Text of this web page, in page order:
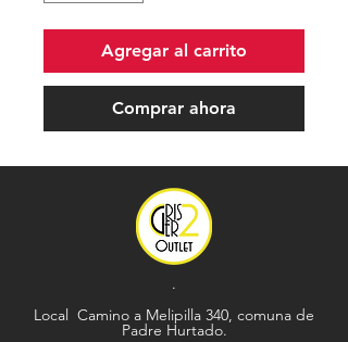
Agregar al carrito
Comprar ahora
.
Local Camino a Melipilla 340, comuna de
Padre Hurtado.